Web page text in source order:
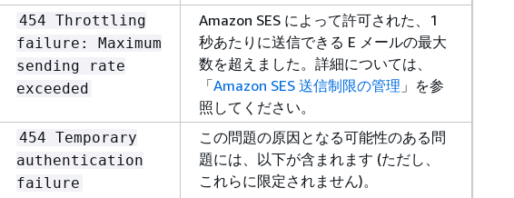
454 Throttling
failure: Maximum
sending rate
exceeded
Amazon SES によって許可された、1
秒あたりに送信できる E メールの最大
数を超えました。詳細については、
「Amazon SES 送信制限の管理 」を参
照してください。
454 Temporary
authentication
failure
この問題の原因となる可能性のある問
題には、以下が含まれます (ただし、
これらに限定されません)。​